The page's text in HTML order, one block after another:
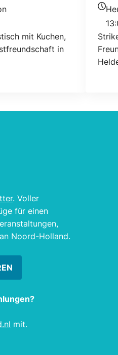
mit Kuchen,
in
. Voller
für einen
Noord-Holland.
mit.